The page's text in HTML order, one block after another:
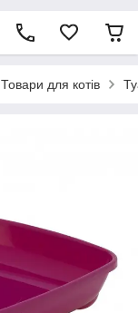
Товари для котів